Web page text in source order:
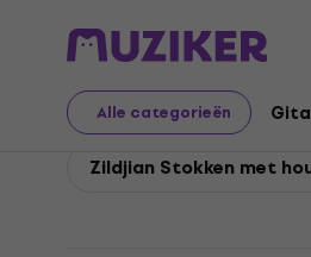
Alle categorieën
Zildjian Drums Zildjian
Zildjian
Zildjian Stokken met